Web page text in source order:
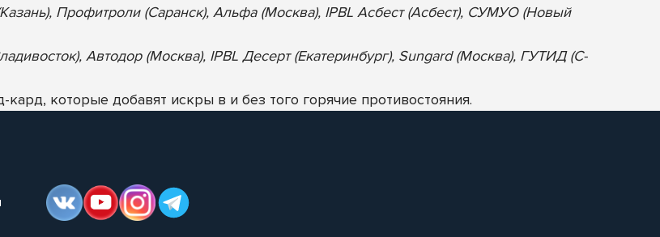
Профитроли (Саранск), Альфа (Москва), IPBL Асбест (Асбест), СУМУО (Новый
Автодор (Москва), IPBL Десерт (Екатеринбург), Sungard (Москва), ГУТИД (С-
которые добавят искры в и без того горячие противостояния.